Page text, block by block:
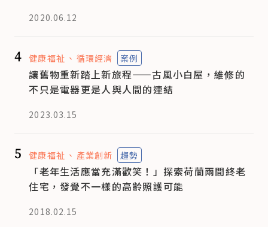
2020.06.12
4 健康福祉 循環經濟 案例
讓舊物重新踏上新旅程——古風小白屋，維修的
不只是電器更是人與人間的連結
2023.03.15
5 健康福祉 產業創新 趨勢
「老年生活應當充滿歡笑！」探索荷蘭兩間終老
住宅，發覺不一樣的高齡照護可能
2018.02.15